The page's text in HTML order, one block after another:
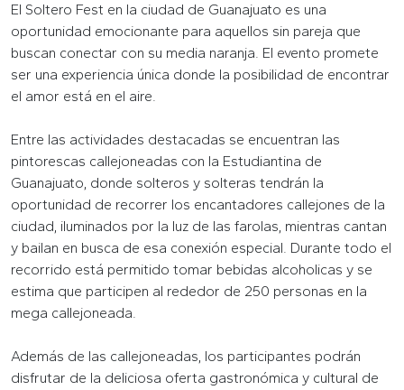
El Soltero Fest en la ciudad de Guanajuato es una
oportunidad emocionante para aquellos sin pareja que
buscan conectar con su media naranja. El evento promete
ser una experiencia única donde la posibilidad de encontrar
el amor está en el aire.
Entre las actividades destacadas se encuentran las
pintorescas callejoneadas con la Estudiantina de
Guanajuato, donde solteros y solteras tendrán la
oportunidad de recorrer los encantadores callejones de la
ciudad, iluminados por la luz de las farolas, mientras cantan
y bailan en busca de esa conexión especial. Durante todo el
recorrido está permitido tomar bebidas alcoholicas y se
estima que participen al rededor de 250 personas en la
mega callejoneada.
Además de las callejoneadas, los participantes podrán
disfrutar de la deliciosa oferta gastronómica y cultural de